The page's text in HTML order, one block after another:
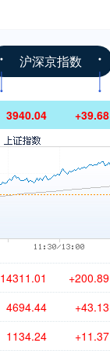
沪深京指数
3940.04 +39.68
14311.01 +200.89
4694.44 +43.13
1134.24 +11.37